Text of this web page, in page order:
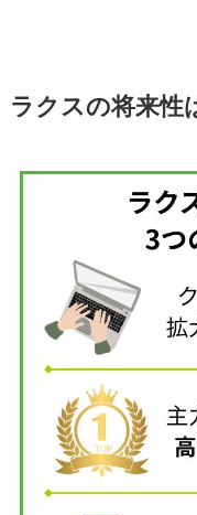
ラクスの将来性